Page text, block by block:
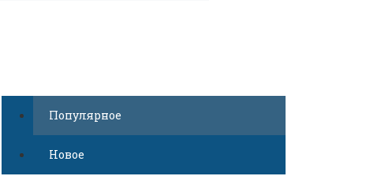
Популярное
Новое